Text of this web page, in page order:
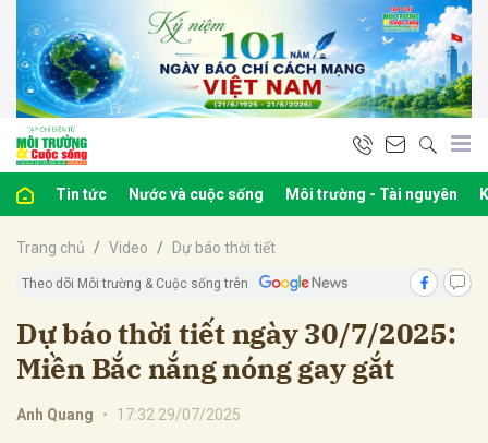
Tin tức Nước và cuộc sống Môi trường - Tài nguyên
Trang chủ Video Dự báo thời tiết
Theo dõi Môi trường & Cuộc sống trên
Dự báo thời tiết ngày 30/7/2025:
Miền Bắc nắng nóng gay gắt
Anh Quang • 17:32 29/07/2025
luận
Hủy